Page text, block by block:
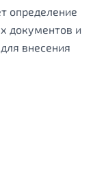
определение
документов и
внесения